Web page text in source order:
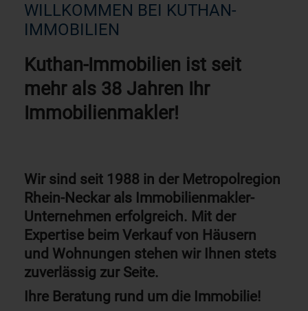
WILLKOMMEN BEI KUTHAN-
IMMOBILIEN
Kuthan-Immobilien ist seit
mehr als 38 Jahren Ihr
Immobilienmakler!
Wir sind seit 1988 in der Metropolregion
Rhein-Neckar als Immobilienmakler-
Unternehmen erfolgreich. Mit der
Expertise beim Verkauf von Häusern
und Wohnungen stehen wir Ihnen stets
zuverlässig zur Seite.
Ihre Beratung rund um die Immobilie!